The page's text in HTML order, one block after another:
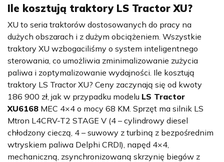
Ile kosztują traktory LS Tractor XU?
XU to seria traktorów dostosowanych do pracy na
dużych obszarach i z dużym obciążeniem. Wszystkie
traktory XU wzbogaciliśmy o system inteligentnego
sterowania, co umożliwia zminimalizowanie zużycia
paliwa i zoptymalizowanie wydajności. Ile kosztują
traktory LS Tractor XU? Ceny zaczynają się od kwoty
186 900 zł, jak w przypadku modelu LS Tractor
XU6168 MEC 4×4 o mocy 68 KM. Sprzęt ma silnik LS
Mtron L4CRV-T2 STAGE V (4 – cylindrowy diesel
chłodzony cieczą, 4 – suwowy z turbiną z bezpośrednim
wtryskiem paliwa Delphi CRDI), napęd 4×4,
mechaniczną, zsynchronizowaną skrzynię biegów z